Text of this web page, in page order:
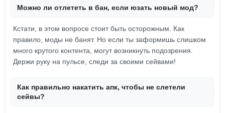
Можно ли отлететь в бан, если юзать новый мод?
Кстати, в этом вопросе стоит быть осторожным. Как
правило, моды не банят. Но если ты заформишь слишком
много крутого контента, могут возникнуть подозрения.
Держи руку на пульсе, следи за своими сейвами!
Как правильно накатить апк, чтобы не слетели
сейвы?